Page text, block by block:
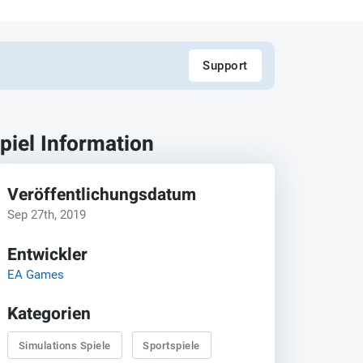
Support
Information
Veröffentlichungsdatum
Sep 27th, 2019
Entwickler
EA Games
Kategorien
Simulations Spiele Sportspiele